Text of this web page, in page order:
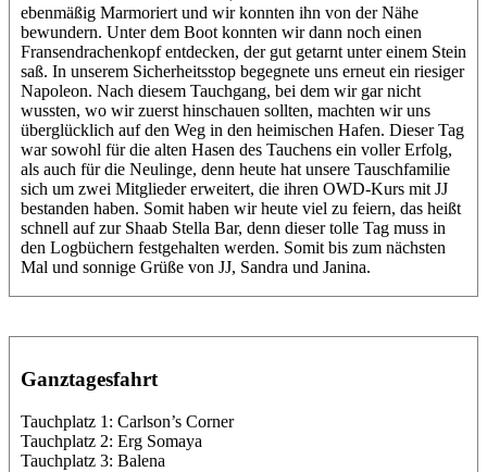
ebenmäßig Marmoriert und wir konnten ihn von der Nähe
bewundern. Unter dem Boot konnten wir dann noch einen
Fransendrachenkopf entdecken, der gut getarnt unter einem Stein
saß. In unserem Sicherheitsstop begegnete uns erneut ein riesiger
Napoleon. Nach diesem Tauchgang, bei dem wir gar nicht
wussten, wo wir zuerst hinschauen sollten, machten wir uns
überglücklich auf den Weg in den heimischen Hafen. Dieser Tag
war sowohl für die alten Hasen des Tauchens ein voller Erfolg,
als auch für die Neulinge, denn heute hat unsere Tauschfamilie
sich um zwei Mitglieder erweitert, die ihren OWD-Kurs mit JJ
bestanden haben. Somit haben wir heute viel zu feiern, das heißt
schnell auf zur Shaab Stella Bar, denn dieser tolle Tag muss in
den Logbüchern festgehalten werden. Somit bis zum nächsten
Mal und sonnige Grüße von JJ, Sandra und Janina.
Ganztagesfahrt
Tauchplatz 1: Carlson’s Corner
Tauchplatz 2: Erg Somaya
Tauchplatz 3: Balena